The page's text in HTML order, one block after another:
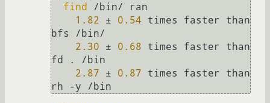
find
/bin/ ran
1.82 ± 0.54 times faster than
bfs /bin/
2.30 ± 0.68 times faster than
fd . /bin
2.87 ± 0.87 times faster than